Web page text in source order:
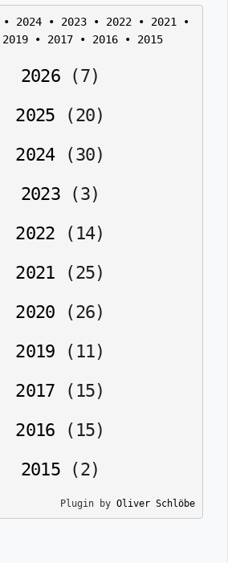
2024 • 2023 • 2022 • 2021
2019 • 2017 • 2016 • 2015
2026 (7)
2025
(20)
2024
(30)
2023
(3)
2022
( 14)
2021
(25)
2020
(26)
2019
( 11)
2017
( 15)
2016
( 15)
2015
(2)
Plugin by Oliver Schlöbe